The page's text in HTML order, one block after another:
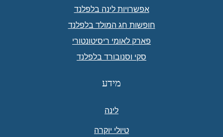
אפשרויות לינה בלפלנד
חופשות חג המולד בלפלנד
פארק לאומי ריסיטונטורי
סקי וסנובורד בלפלנד
מידע
לינה
טיולי יוקרה